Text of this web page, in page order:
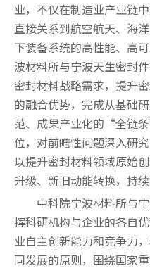
业，不仅在制造业产业链
直接关系到航空航天、海
下装备系统的高性能、高
波材料所与宁波天生密封
密封材料战略需求，提升
的融合优势，完成从基础
范、成果产业化的“全链
位，对前瞻性问题深入研
以提升密封材料领域原始
升级、新旧动能转换，持
中科院宁波材料所与
挥科研机构与企业的各自
业自主创新能力和竞争力
同发展的原则，围绕国家